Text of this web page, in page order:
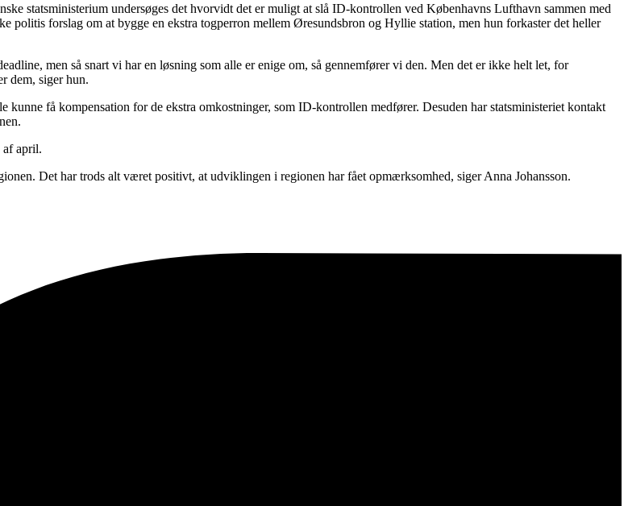
statsministerium undersøges det hvorvidt det er muligt at slå ID-kontrollen ved Københavns Lufthavn sammen med
forslag om at bygge en ekstra togperron mellem Øresundsbron og Hyllie station, men hun forkaster det heller
men så snart vi har en løsning som alle er enige om, så gennemfører vi den. Men det er ikke helt let, for
dem, siger hun.
kunne få kompensation for de ekstra omkostninger, som ID-kontrollen medfører. Desuden har statsministeriet kontakt
af april.
Det har trods alt været positivt, at udviklingen i regionen har fået opmærksomhed, siger Anna Johansson.